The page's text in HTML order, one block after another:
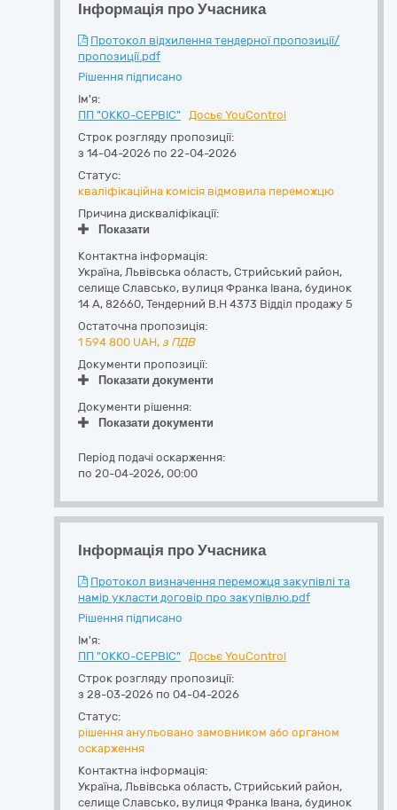
Інформація про Учасника
Протокол відхилення тендерної пропозиції/
пропозиції.pdf
Рішення підписано
Ім'я:
ПП "ОККО-СЕРВІС"
Досьє YouControl
Строк розгляду пропозиції:
з 14-04-2026 по 22-04-2026
Статус:
кваліфікаційна комісія відмовила переможцю
Причина дискваліфікації:
Показати
Контактна інформація:
Україна, Львівська область, Стрийський район,
селище Славсько, вулиця Франка Івана, будинок
14 А, 82660, Тендерний В.Н 4373 Відділ продажу 5
Остаточна пропозиція:
1 594 800 UAH, з ПДВ
Документи пропозиції:
Показати документи
Документи рішення:
Показати документи
Період подачі оскарження:
по 20-04-2026, 00:00
Інформація про Учасника
Протокол визначення переможця закупівлі та
намір укласти договір про закупівлю.pdf
Рішення підписано
Ім'я:
ПП "ОККО-СЕРВІС"
Досьє YouControl
Строк розгляду пропозиції:
з 28-03-2026 по 04-04-2026
Статус:
рішення анульовано замовником або органом
оскарження
Контактна інформація:
Україна, Львівська область, Стрийський район,
селище Славсько, вулиця Франка Івана, будинок